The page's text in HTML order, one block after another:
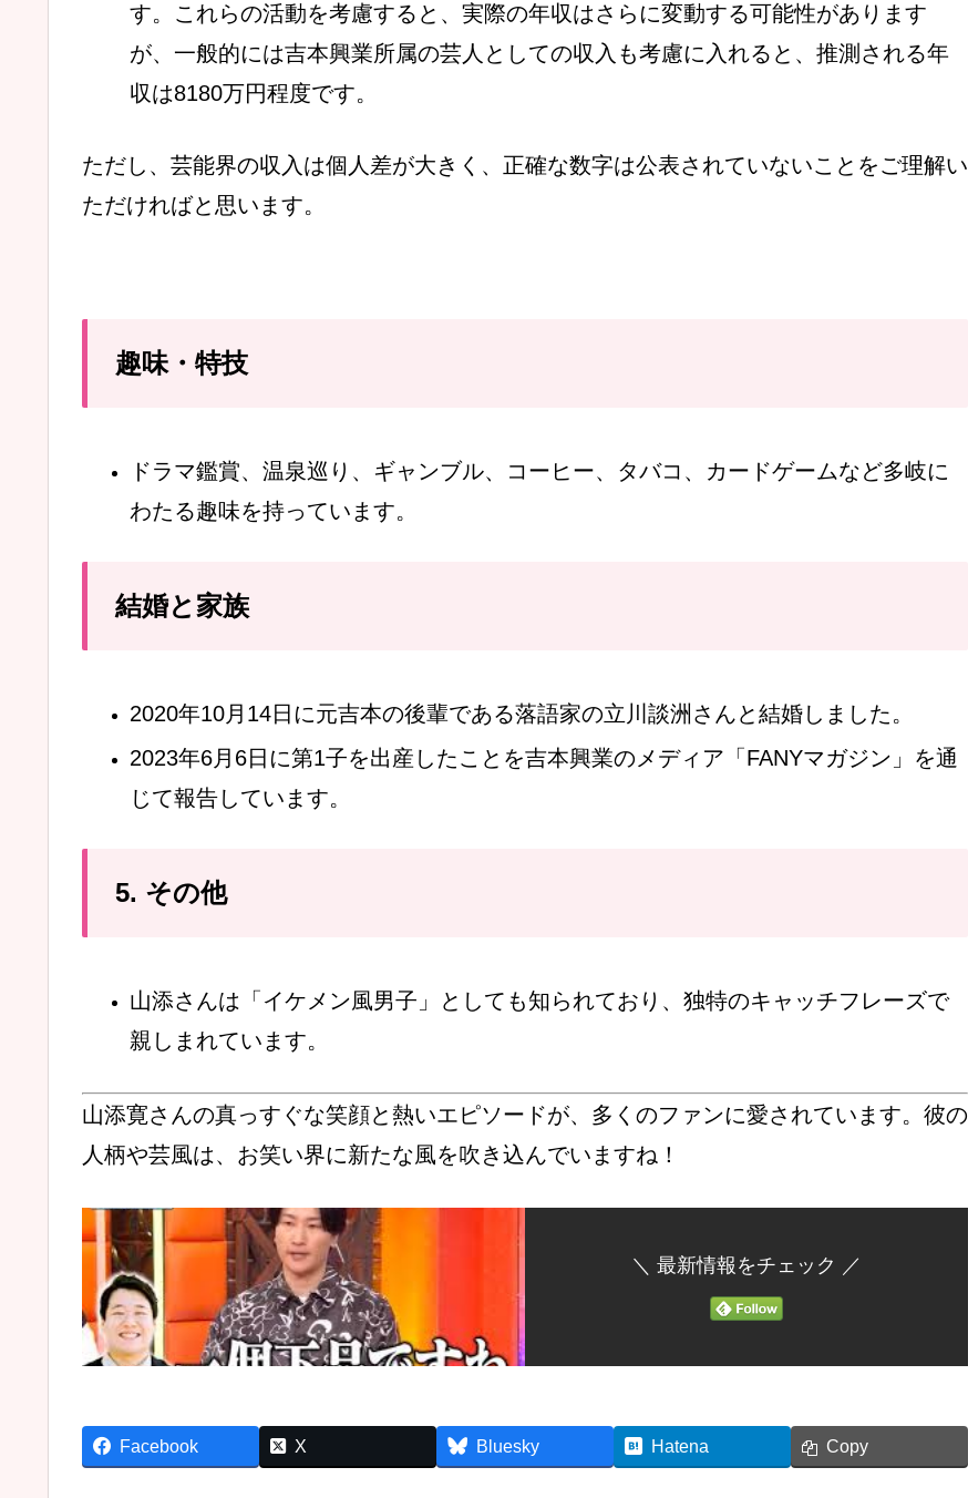
す。これらの活動を考慮すると、実際の年収はさらに変動する可能性があります
が、一般的には吉本興業所属の芸人としての収入も考慮に入れると、推測される年
収は8180万円程度です。
ただし、芸能界の収入は個人差が大きく、正確な数字は公表されていないことをご理解い
ただければと思います。
趣味・特技
ドラマ鑑賞、温泉巡り、ギャンブル、コーヒー、タバコ、カードゲームなど多岐に
わたる趣味を持っています。
結婚と家族
2020年10月14日に元吉本の後輩である落語家の立川談洲さんと結婚しました。
2023年6月6日に第1子を出産したことを吉本興業のメディア「FANYマガジン」を通
じて報告しています。
5. その他
山添さんは「イケメン風男子」としても知られており、独特のキャッチフレーズで
親しまれています。
山添寛さんの真っすぐな笑顔と熱いエピソードが、多くのファンに愛されています。彼の
人柄や芸風は、お笑い界に新たな風を吹き込んでいますね！
＼ 最新情報をチェック ／
Facebook X Bluesky Hatena Copy